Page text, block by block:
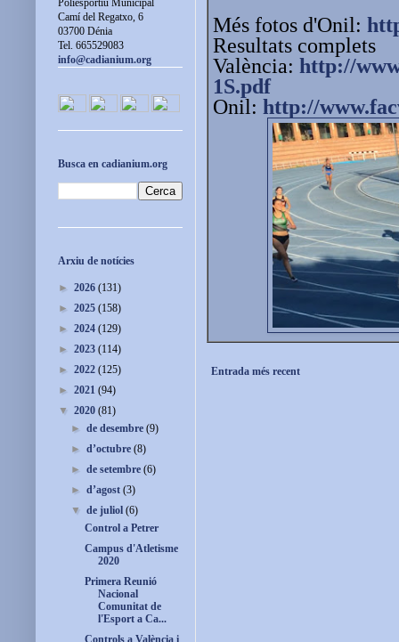
Més fotos d'Onil:
Resultats complets
València: http://
1S.pdf
Onil: http://
Entrada més recent
Poliesportiu Municipal
Camí del Regatxo, 6
03700 Dénia
Tel. 665529083
info@cadianium.org
Busca en cadianium.org
Arxiu de notícies
► 2026 (131)
► 2025 (158)
► 2024 (129)
► 2023 (114)
► 2022 (125)
► 2021 (94)
▼ 2020 (81)
►de desembre(9)
►d’octubre(8)
►de setembre(6)
►d’agost(3)
▼de juliol(6)
Control a Petrer
Campus d'Atletisme
2020
Primera Reunió
Nacional
Comunitat de
l'Esport a Ca...